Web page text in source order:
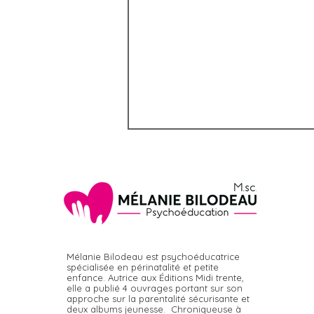
Pourquoi les enfants
provoquent ?
Mélanie Bilodeau est psychoéducatrice
spécialisée en périnatalité et petite
enfance. Autrice aux Éditions Midi trente,
elle a publié 4 ouvrages portant sur son
approche sur la parentalité sécurisante et
deux albums jeunesse. Chroniqueuse à